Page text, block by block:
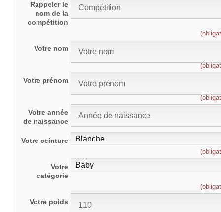
Rappeler le
nom de la
compétition
Votre nom
Votre prénom
Votre année
de naissance
Votre ceinture
Votre
catégorie
Votre poids